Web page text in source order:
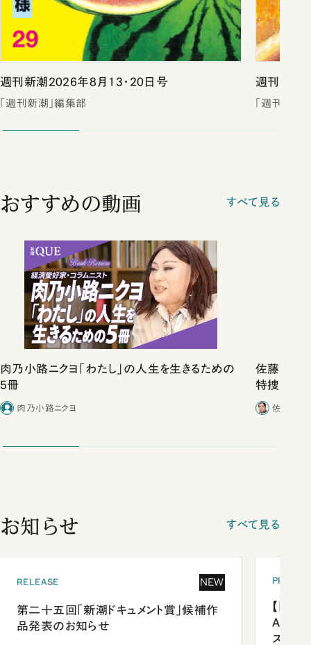
週刊新潮2026年8月13・20日号
「週刊新潮」編集部
週刊新潮
「週刊新潮
おすすめの動画 すべて見る
肉乃小路ニクヨ「わたし」の人生を生きるための
5冊
肉乃小路ニクヨ
佐藤優vs
特捜取調
合ったこと
佐藤優
お知らせ すべて見る
RELEASE NEW
第二十五回「新潮ドキュメント賞」候補作
品発表のお知らせ
【「新
ズプレ